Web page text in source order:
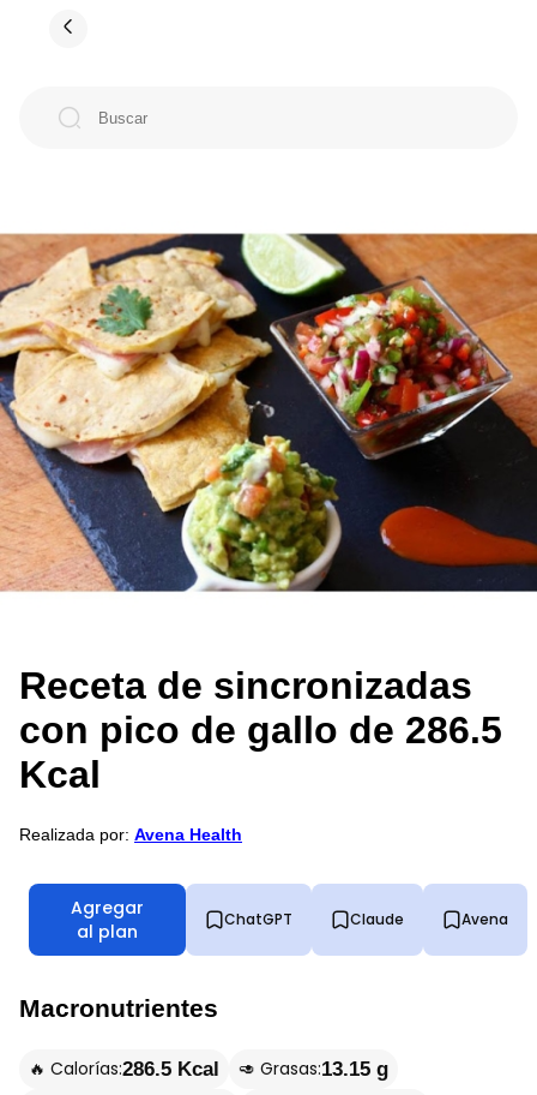
Receta de sincronizadas
con pico de gallo de 286.5
Kcal
Realizada por: Avena Health
Agregar
al plan
ChatGPT Claude Avena
Macronutrientes
🔥 Calorías:286.5 Kcal 🥑 Grasas:13.15 g